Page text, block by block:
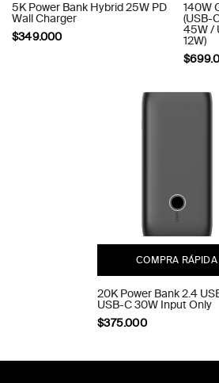
5K Power Bank Hybrid 25W PD
Wall Charger
$349.000
140W
(USB-
45W /
12W)
COMPRA RÁPIDA
20K Power Bank 2.4
USB-C 30W Input Only
$375.000